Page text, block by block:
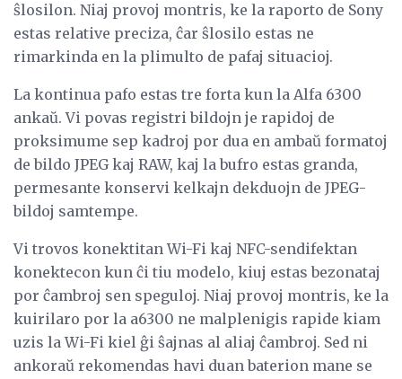
ŝlosilon. Niaj provoj montris, ke la raporto de Sony
estas relative preciza, ĉar ŝlosilo estas ne
rimarkinda en la plimulto de pafaj situacioj.
La kontinua pafo estas tre forta kun la Alfa 6300
ankaŭ. Vi povas registri bildojn je rapidoj de
proksimume sep kadroj por dua en ambaŭ formatoj
de bildo JPEG kaj RAW, kaj la bufro estas granda,
permesante konservi kelkajn dekduojn de JPEG-
bildoj samtempe.
Vi trovos konektitan Wi-Fi kaj NFC-sendifektan
konektecon kun ĉi tiu modelo, kiuj estas bezonataj
por ĉambroj sen speguloj. Niaj provoj montris, ke la
kuirilaro por la a6300 ne malplenigis rapide kiam
uzis la Wi-Fi kiel ĝi ŝajnas al aliaj ĉambroj. Sed ni
ankoraŭ rekomendas havi duan baterion mane se